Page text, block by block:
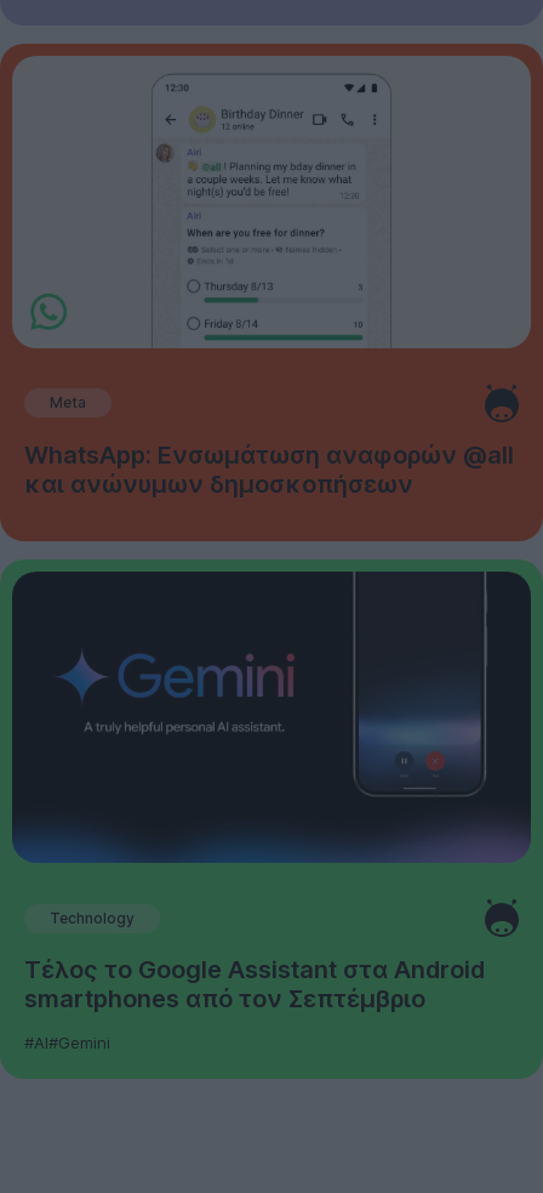
Meta
WhatsApp: Ενσωμάτωση αναφορών @all
και ανώνυμων δημοσκοπήσεων
Technology
Τέλος το Google Assistant στα Android
smartphones από τον Σεπτέμβριο
#AI#Gemini